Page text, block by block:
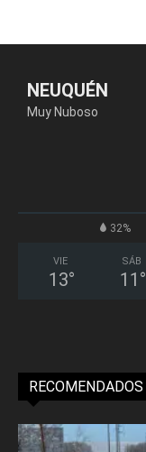
NEUQUÉN
Muy Nuboso
32%
VIE
13°
SÁB
11 °
RECOMENDADOS